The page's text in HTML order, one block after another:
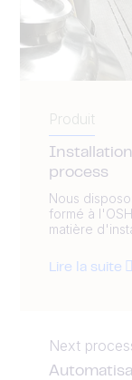
Produit
process
Nous
formé à
matière
Lire la suite
Next